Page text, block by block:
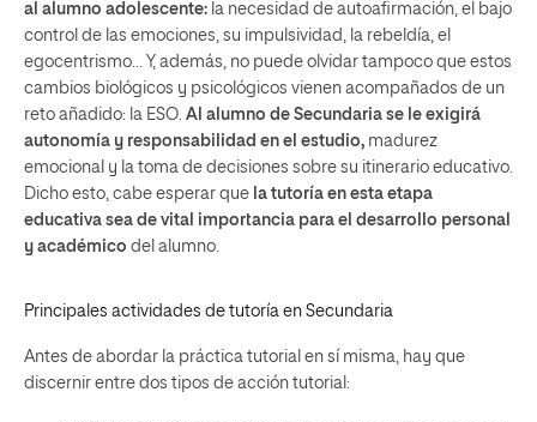
al alumno adolescente: la necesidad de autoafirmación, el bajo
control de las emociones, su impulsividad, la rebeldía, el
egocentrismo… Y, además, no puede olvidar tampoco que estos
cambios biológicos y psicológicos vienen acompañados de un
reto añadido: la ESO. Al alumno de Secundaria se le exigirá
autonomía y responsabilidad en el estudio, madurez
emocional y la toma de decisiones sobre su itinerario educativo.
Dicho esto, cabe esperar que la tutoría en esta etapa
educativa sea de vital importancia para el desarrollo personal
y académico del alumno.
Principales actividades de tutoría en Secundaria
Antes de abordar la práctica tutorial en sí misma, hay que
discernir entre dos tipos de acción tutorial: